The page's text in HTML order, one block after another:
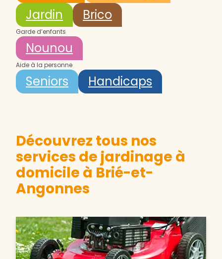
Jardin
Brico
Garde d’enfants
Nounou
Aide à la personne
Seniors Handicaps
Découvrez tous nos
services de jardinage à
domicile à Brié-et-
Angonnes